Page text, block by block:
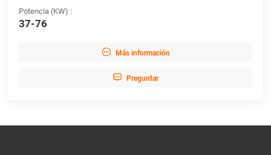
Potencia (KW) :
37-76
 Más información
 Preguntar